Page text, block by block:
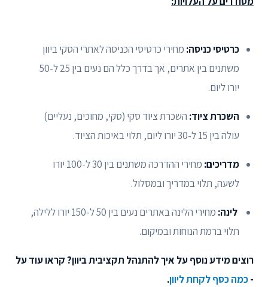
כרטיסי כניסה: מחירי כרטיסי הכניסה לאתרי הסקי ביוון
משתנים בין אתרים, אך בדרך כלל הם נעים בין 25 ל-50
יורו ליום.
השכרת ציוד: השכרת ציוד סקי (סקי, מחוכים, נעליים)
עולה בין 15 ל-30 יורו ליום, תלוי באיכות הציוד.
מדריכים:
מחירי ההדרכה משתנים בין 30 ל-100 יורו
לשעה, תלוי במדריך ובמסלול.
לינה:
מחירי הלינה באתרים נעים בין 50 ל-150 יורו ללילה,
תלוי ברמת הנוחות ובמיקום.
רוצים מידע נוסף על איך להתנהל תקציבית ביוון?קראו עוד על
-כמה כסף לקחת ליוון.